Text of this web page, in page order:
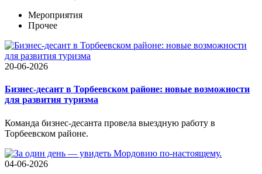
Мероприятия
Прочее
20-06-2026
Бизнес-десант в Торбеевском районе: новые возможности
для развития туризма
Команда бизнес-десанта провела выездную работу в
Торбеевском районе.
04-06-2026